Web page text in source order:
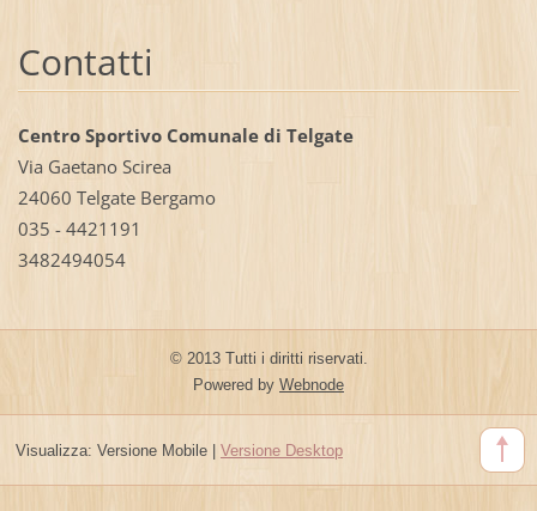
Contatti
Centro Sportivo Comunale di Telgate
Via Gaetano Scirea
24060 Telgate Bergamo
035 - 4421191
3482494054
© 2013 Tutti i diritti riservati.
Powered by Webnode
Visualizza: Versione Mobile| Versione Desktop